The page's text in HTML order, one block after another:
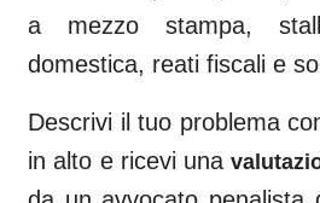
a mezzo stampa,
domestica, reati fiscali e
Descrivi il tuo problema
in alto e ricevi una